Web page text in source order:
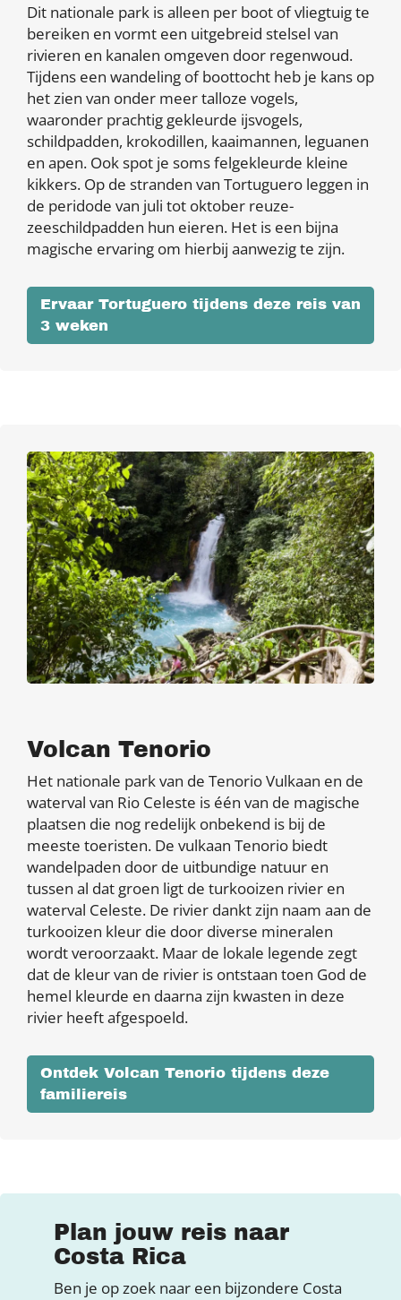
Dit nationale park is alleen per boot of vliegtuig te
bereiken en vormt een uitgebreid stelsel van
rivieren en kanalen omgeven door regenwoud.
Tijdens een wandeling of boottocht heb je kans op
het zien van onder meer talloze vogels,
waaronder prachtig gekleurde ijsvogels,
schildpadden, krokodillen, kaaimannen, leguanen
en apen. Ook spot je soms felgekleurde kleine
kikkers. Op de stranden van Tortuguero leggen in
de peridode van juli tot oktober reuze-
zeeschildpadden hun eieren. Het is een bijna
magische ervaring om hierbij aanwezig te zijn.
Ervaar Tortuguero tijdens deze reis van
3 weken
Volcan Tenorio
Het nationale park van de Tenorio Vulkaan en de
waterval van Rio Celeste is één van de magische
plaatsen die nog redelijk onbekend is bij de
meeste toeristen. De vulkaan Tenorio biedt
wandelpaden door de uitbundige natuur en
tussen al dat groen ligt de turkooizen rivier en
waterval Celeste. De rivier dankt zijn naam aan de
turkooizen kleur die door diverse mineralen
wordt veroorzaakt. Maar de lokale legende zegt
dat de kleur van de rivier is ontstaan toen God de
hemel kleurde en daarna zijn kwasten in deze
rivier heeft afgespoeld.
Ontdek Volcan Tenorio tijdens deze
familiereis
Plan jouw reis naar
Costa Rica
Ben je op zoek naar een bijzondere Costa